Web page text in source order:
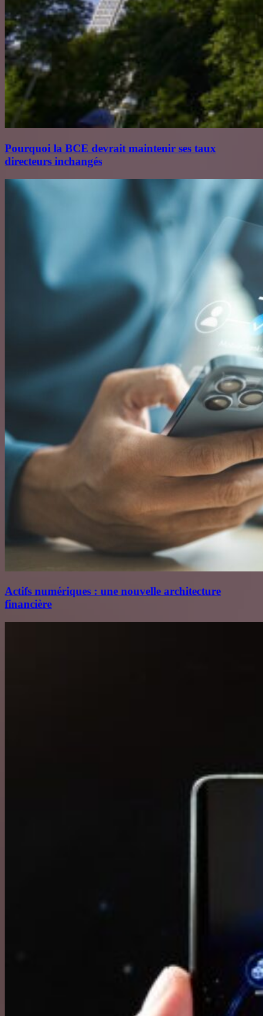
Pourquoi la BCE devrait maintenir ses taux
directeurs inchangés
Actifs numériques : une nouvelle architecture
financière